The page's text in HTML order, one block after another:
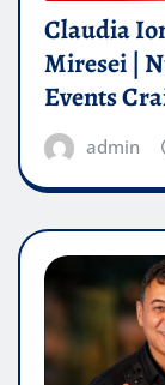
Claudia
Miresei |
Events
admin